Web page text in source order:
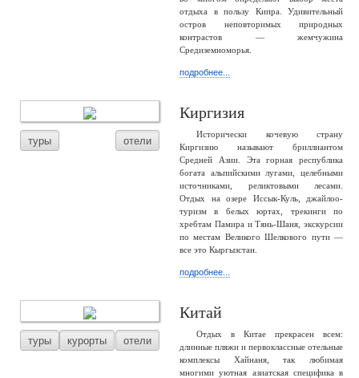
отдыха в пользу Кипра. Удивительный
остров неповторимых природных
контрастов — жемчужина
Средиземноморья.
подробнее...
туры отели
Киргизия
Исторически кочевую страну
Киргизию называют бриллиантом
Средней Азии. Эта горная республика
богата альпийскими лугами, целебными
источниками, реликтовыми лесами.
Отдых на озере Иссык-Куль, джайлоо-
туризм в белых юртах, трекинги по
хребтам Памира и Тянь-Шаня, экскурсии
по местам Великого Шелкового пути —
все это Кыргызстан.
подробнее...
туры курорты отели
Китай
Отдых в Китае прекрасен всем:
длинные пляжи и первоклассные отельные
комплексы Хайнаня, так любимая
многими уютная азиатская специфика в